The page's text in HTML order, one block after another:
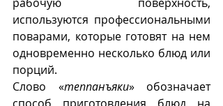
используются профессиональными
поварами, которые готовят на нем
одновременно несколько блюд или
порций.
Слово «теппанъяки» обозначает